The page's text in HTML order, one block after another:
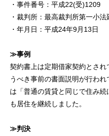
・事件番号：平成22(受)1209
・裁判所：最高裁判所第一小法
・年月日：平成24年9月13日
≫事例
契約書上は定期借家契約とさ
うべき事前の書面説明が行わ
は「普通の賃貸と同じで住み
も居住を継続しました。
≫判決